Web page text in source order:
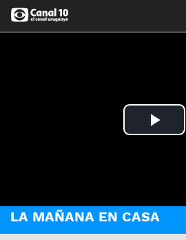
Play
LA MAÑANA EN CASA